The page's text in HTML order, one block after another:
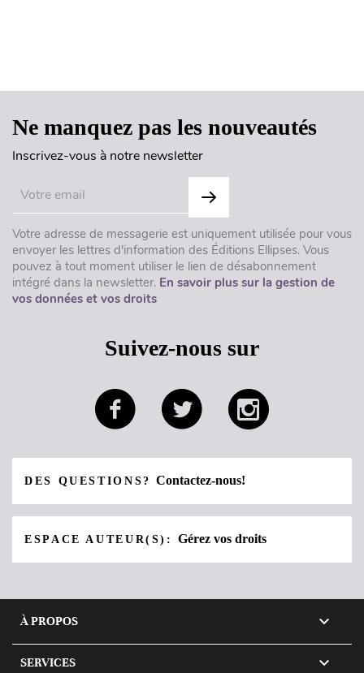
Ne manquez pas les nouveautés
Inscrivez-vous à notre newsletter
Votre adresse de messagerie est uniquement utilisée pour vous
envoyer les lettres d'information des Éditions Ellipses. Vous
pouvez à tout moment utiliser le lien de désabonnement
intégré dans la newsletter. En savoir plus sur la gestion de
vos données et vos droits
Suivez-nous sur
DES QUESTIONS?Contactez-nous!
ESPACE AUTEUR(S):Gérez vos droits
À PROPOS 
SERVICES 